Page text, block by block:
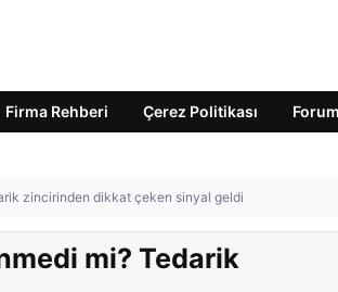
Firma Rehberi Çerez Politikası Forum
zincirinden dikkat çeken sinyal geldi
mi? Tedarik